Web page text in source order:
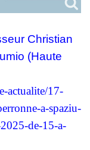
Christian
(Haute
actualite/17-
a-spaziu-
de-15-a-